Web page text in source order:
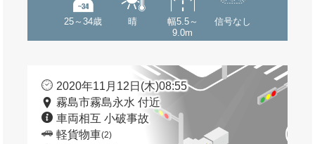
25～34歳 晴
幅5.5～
9.0m
信号なし
2020年11月12日(木)08:55
霧島市霧島永水 付近
車両相互 小破事故
軽貨物車(2)